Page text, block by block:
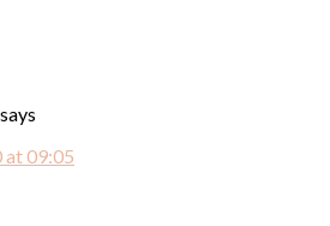
says
at 09:05